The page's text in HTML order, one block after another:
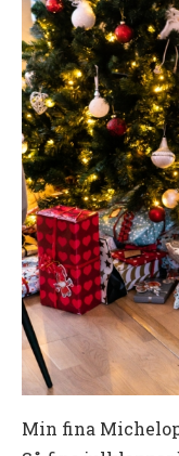
Min fina